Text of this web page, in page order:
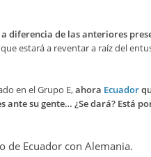
diferencia de las anteriores
que estará a reventar a raíz del
en el Grupo E,ahora Ecuador
su gente… ¿Se dará? Está
de Ecuador con Alemania.